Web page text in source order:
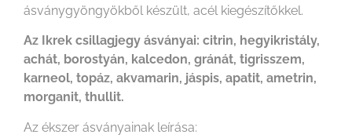
ásványgyöngyökből készült, acél kiegészítőkkel.
Az Ikrek csillagjegy ásványai: citrin, hegyikristály,
achát, borostyán, kalcedon, gránát, tigrisszem,
karneol, topáz, akvamarin, jáspis, apatit, ametrin,
morganit, thullit.
Az ékszer ásványainak leírása: